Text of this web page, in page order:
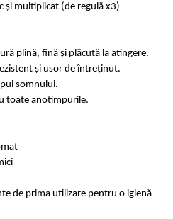
și multiplicat (de regulă x3)
plină, fină și plăcută la atingere.
și usor de întreținut.
somnului.
toate anotimpurile.
de prima utilizare pentru o igienă